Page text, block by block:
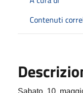
Contenuti
Sabato 10